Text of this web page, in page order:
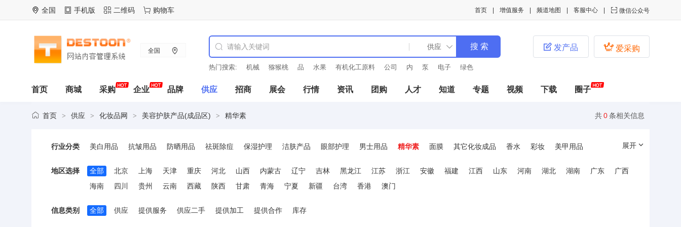
全国 手机版 二维码 购物车  微信公众号
客服中心
频道地图
增值服务
首页
全国
热门搜索: 机械 猕猴桃 品 水果 有机化工原料 公司 内 泵 电子 绿色
 爱采购
 发产品
首页 商城 采购 企业 品牌 供应 招商 展会 行情 资讯 团购 人才 知道 专题 视频 下载 圈子
共0条相关信息
首页 > 供应 > 化妆品网 > 美容护肤产品(成品区) > 精华素
行业分类 美白用品 抗皱用品 防晒用品 祛斑除痘 保湿护理 洁肤产品 眼部护理 男士用品 精华素 面膜 其它化妆成品 香水 彩妆 美甲用品 展开
地区选择 全部 北京 上海 天津 重庆 河北 山西 内蒙古 辽宁 吉林 黑龙江 江苏 浙江 安徽 福建 江西 山东 河南 湖北 湖南 广东
广西
海南
四川 贵州 云南 西藏 陕西 甘肃 青海 宁夏 新疆 台湾 香港 澳门
信息类别 全部 供应 提供服务 供应二手 提供加工 提供合作 库存